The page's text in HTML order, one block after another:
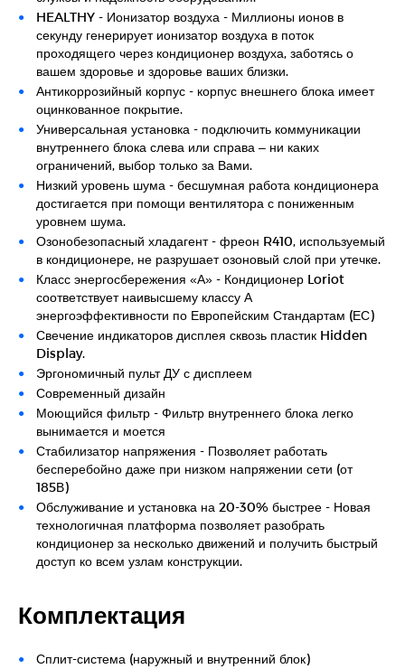
HEALTHY - Ионизатор воздуха - Миллионы ионов в
секунду генерирует ионизатор воздуха в поток
проходящего через кондиционер воздуха, заботясь о
вашем здоровье и здоровье ваших близки.
Антикоррозийный корпус - корпус внешнего блока имеет
оцинкованное покрытие.
Универсальная установка - подключить коммуникации
внутреннего блока слева или справа – ни каких
ограничений, выбор только за Вами.
Низкий уровень шума - бесшумная работа кондиционера
достигается при помощи вентилятора с пониженным
уровнем шума.
Озонобезопасный хладагент - фреон R410, используемый
в кондиционере, не разрушает озоновый слой при утечке.
Класс энергосбережения «А» - Кондиционер Loriot
соответствует наивысшему классу А
энергоэффективности по Европейским Стандартам (ЕС)
Свечение индикаторов дисплея сквозь пластик Hidden
Display.
Эргономичный пульт ДУ с дисплеем
Современный дизайн
Моющийся фильтр - Фильтр внутреннего блока легко
вынимается и моется
Стабилизатор напряжения - Позволяет работать
бесперебойно даже при низком напряжении сети (от
185В)
Обслуживание и установка на 20-30% быстрее - Новая
технологичная платформа позволяет разобрать
кондиционер за несколько движений и получить быстрый
доступ ко всем узлам конструкции.
Комплектация
Сплит-система (наружный и внутренний блок)